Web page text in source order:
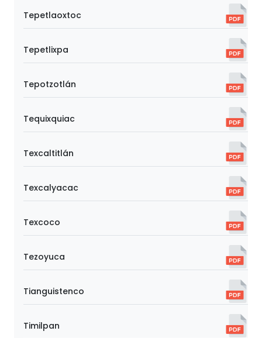
Tepetlaoxtoc
Tepetlixpa
Tepotzotlán
Tequixquiac
Texcaltitlán
Texcalyacac
Texcoco
Tezoyuca
Tianguistenco
Timilpan